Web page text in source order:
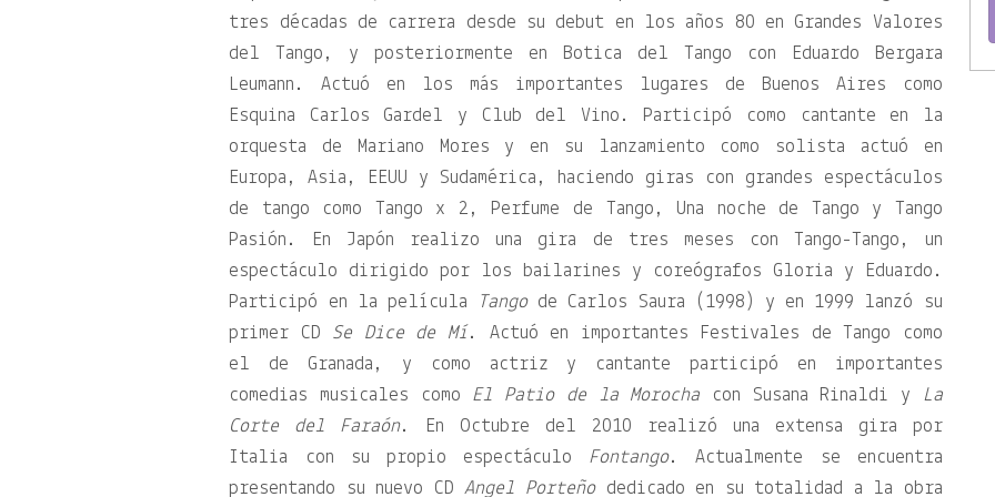
tres décadas de carrera desde su debut en los años 80 en Grandes Valores
del Tango, y posteriormente en Botica del Tango con Eduardo Bergara
Leumann. Actuó en los más importantes lugares de Buenos Aires como
Esquina Carlos Gardel y Club del Vino. Participó como cantante en la
orquesta de Mariano Mores y en su lanzamiento como solista actuó en
Europa, Asia, EEUU y Sudamérica, haciendo giras con grandes espectáculos
de tango como Tango x 2, Perfume de Tango, Una noche de Tango y Tango
Pasión. En Japón realizo una gira de tres meses con Tango-Tango, un
espectáculo dirigido por los bailarines y coreógrafos Gloria y Eduardo.
Participó en la película
Tangode Carlos Saura (1998) y en 1999 lanzó su
primer CD Se Dice de Mí. Actuó en importantes Festivales de Tango como
el de Granada, y como actriz y cantante participó en importantes
comedias musicales como El Patio de la Morocha con Susana Rinaldi y La
Corte del Faraón. En Octubre del 2010 realizó una extensa gira por
Italia con su propio espectáculo Fontango. Actualmente se encuentra
presentando su nuevo CDAngel Porteñodedicado en su totalidad a la obra